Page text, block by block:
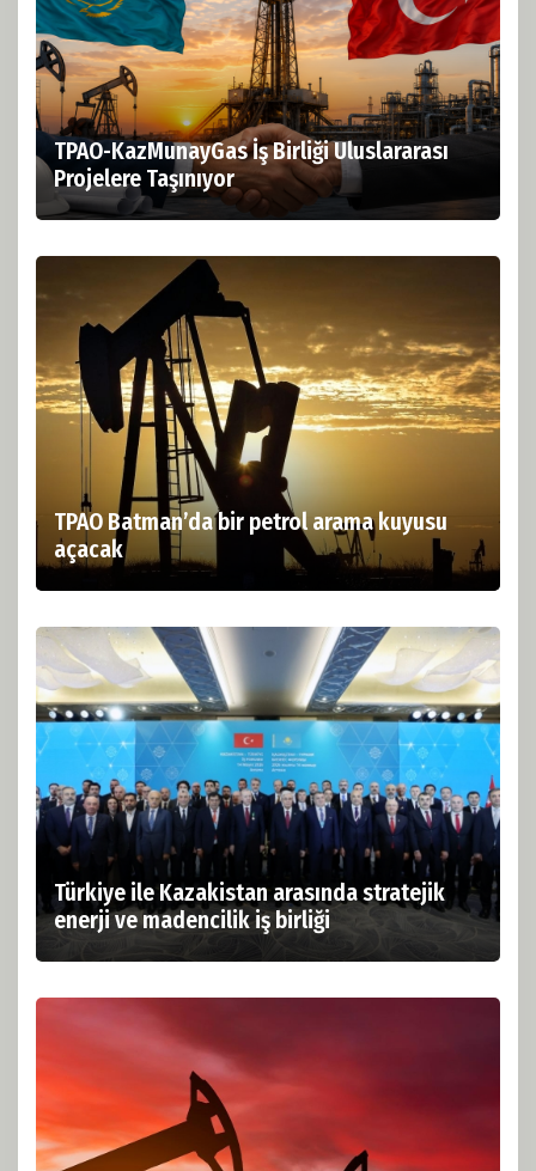
TPAO-KazMunayGas İş Birliği Uluslararası
Projelere Taşınıyor
TPAO Batman’da bir petrol arama kuyusu
açacak
Türkiye ile Kazakistan arasında stratejik
enerji ve madencilik iş birliği